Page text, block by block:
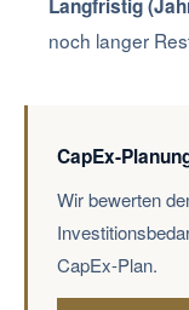
Langfristig
noch langer
CapEx-
Wir bewerten
CapEx-Plan.